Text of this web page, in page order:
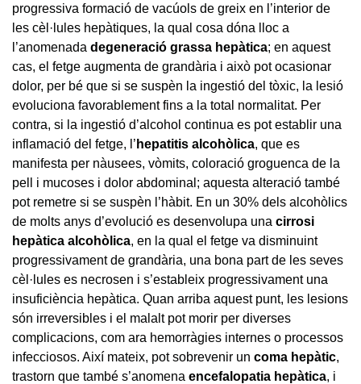
progressiva formació de vacúols de greix en l’interior de
les cèl·lules hepàtiques, la qual cosa dóna lloc a
l’anomenada degeneració grassa hepàtica; en aquest
cas, el fetge augmenta de grandària i això pot ocasionar
dolor, per bé que si se suspèn la ingestió del tòxic, la lesió
evoluciona favorablement fins a la total normalitat. Per
contra, si la ingestió d’alcohol continua es pot establir una
inflamació del fetge, l’ hepatitis alcohòlica, que es
manifesta per nàusees, vòmits, coloració groguenca de la
pell i mucoses i dolor abdominal; aquesta alteració també
pot remetre si se suspèn l’hàbit. En un 30% dels alcohòlics
de molts anys d’evolució es desenvolupa una cirrosi
hepàtica alcohòlica, en la qual el fetge va disminuint
progressivament de grandària, una bona part de les seves
cèl·lules es necrosen i s’estableix progressivament una
insuficiència hepàtica. Quan arriba aquest punt, les lesions
són irreversibles i el malalt pot morir per diverses
complicacions, com ara hemorràgies internes o processos
infecciosos. Així mateix, pot sobrevenir un coma hepàtic,
trastorn que també s’anomena encefalopatia hepàtica, i